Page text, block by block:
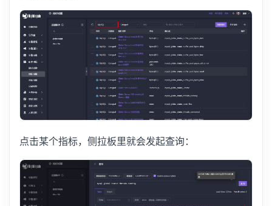
点击某个指标，侧拉板里就会发起查询：